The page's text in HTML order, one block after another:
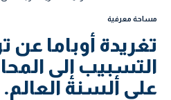
مساحة معرفية
تغريدة أوباما
التسبيب إلى
على ألسنة العالم.